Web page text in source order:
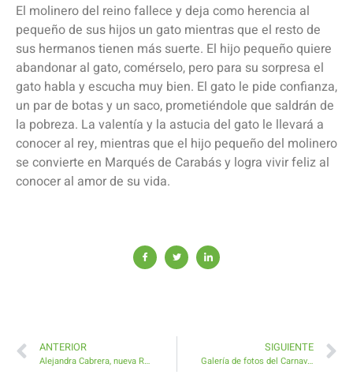
El molinero del reino fallece y deja como herencia al
pequeño de sus hijos un gato mientras que el resto de
sus hermanos tienen más suerte. El hijo pequeño quiere
abandonar al gato, comérselo, pero para su sorpresa el
gato habla y escucha muy bien. El gato le pide confianza,
un par de botas y un saco, prometiéndole que saldrán de
la pobreza. La valentía y la astucia del gato le llevará a
conocer al rey, mientras que el hijo pequeño del molinero
se convierte en Marqués de Carabás y logra vivir feliz al
conocer al amor de su vida.
ANTERIOR
Alejandra Cabrera, nueva Reina infantil del carnaval de Antigua 2018
SIGUIENTE
Galería de fotos del Carnaval de Antigua 2018